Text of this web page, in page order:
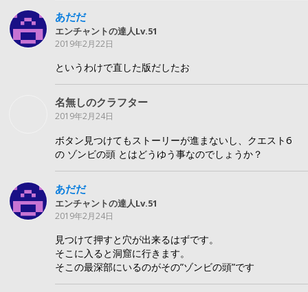
あだだ
エンチャントの達人Lv.51
2019年2月22日
というわけで直した版だしたお
名無しのクラフター
2019年2月24日
ボタン見つけてもストーリーが進まないし、クエスト6
の ゾンビの頭 とはどうゆう事なのでしょうか？
あだだ
エンチャントの達人Lv.51
2019年2月24日
見つけて押すと穴が出来るはずです。
そこに入ると洞窟に行きます。
そこの最深部にいるのがその”ゾンビの頭”です